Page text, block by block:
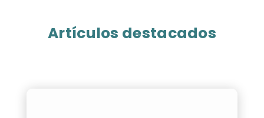
Artículos destacados